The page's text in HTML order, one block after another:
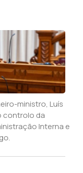
ministro, Luís
controlo da
Interna e